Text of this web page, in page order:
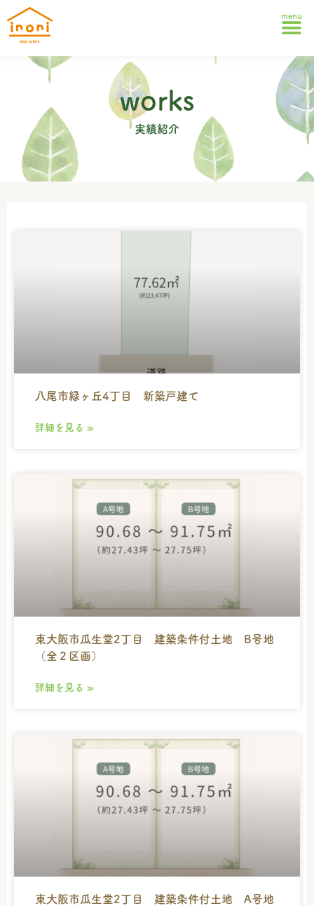
works
実績紹介
八尾市緑ヶ丘4丁目 新築戸建て
詳細を見る »
東大阪市瓜生堂2丁目 建築条件付土地 B号地
（全２区画）
詳細を見る »
東大阪市瓜生堂2丁目 建築条件付土地 A号地